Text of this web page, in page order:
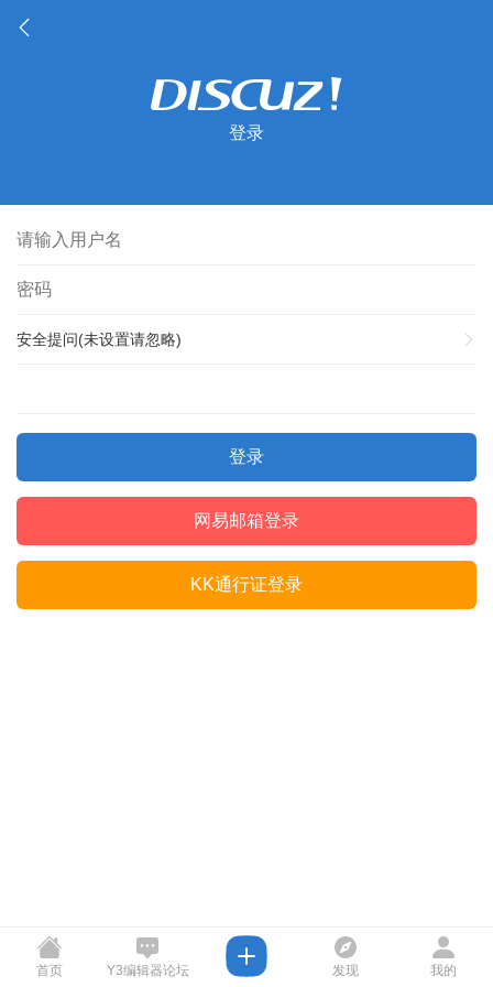
登录
安全提问(未设置请忽略)
登录
网易邮箱登录
KK通行证登录
首页 Y3编辑器论坛 发现 我的